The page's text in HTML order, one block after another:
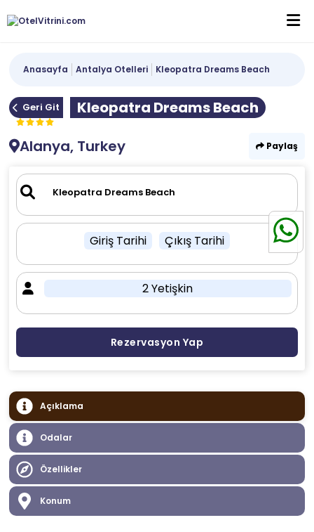
Anasayfa Antalya Otelleri Kleopatra Dreams Beach
Geri Git
Kleopatra Dreams Beach
Alanya, Turkey
Paylaş
Giriş Tarihi Çıkış Tarihi
2 Yetişkin
Rezervasyon Yap
Açıklama
Odalar
Özellikler
Konum